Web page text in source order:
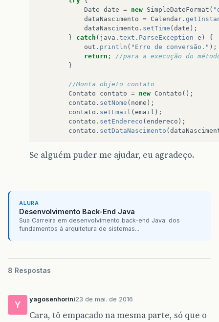
Date date = new SimpleDateFormat (
dataNascimento = Calendar .
dataNascimento . setTime ( date );
}
catch ( java . text . ParseException e )
{
out . println ( "Erro de conversão." );
return ;
//para a execução do
}
//Monta objeto contato
Contato
contato = new Contato ();
contato . setNome ( nome );
contato . setEmail ( email );
contato . setEndereco ( endereco );
contato . setDataNascimento (
//Salvar o contato
ContatoDao
dao = new ContatoDao();
out .println( "Contato"
out.println ("</body>" );
out.println("/<html>"
Se alguém puder me ajudar, eu agradeço.
ALURA
Desenvolvimento Back-End Java
Sua Carreira em desenvolvimento back-end Java: dos
fundamentos à arquitetura de sistemas...
8 Respostas
Y
yagosenhorini23 de mai. de 2016
Cara, tô empacado na mesma parte, só que o